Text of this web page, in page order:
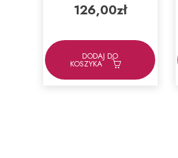
126,00zł
DODAJ DO
KOSZYKA